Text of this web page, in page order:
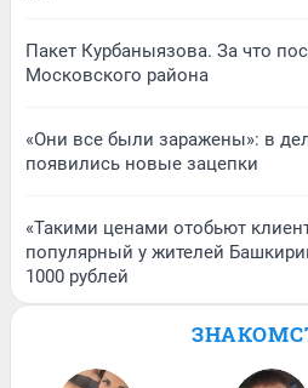
Пакет Курбаныязова. За что
Московского района
«Они все были заражены»: в
появились новые зацепки
«Такими ценами отобьют
популярный у жителей
1000 рублей